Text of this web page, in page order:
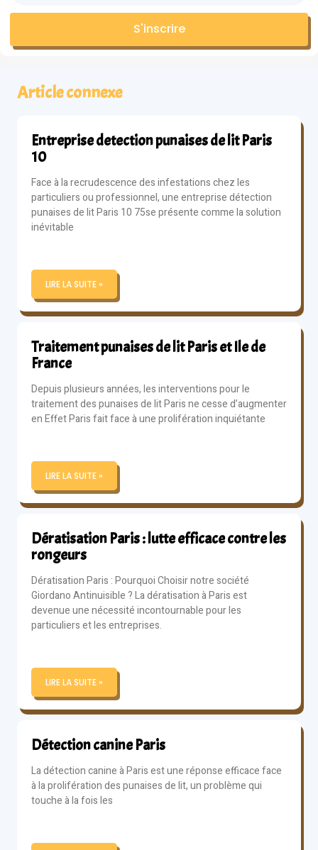
S'inscrire
Article connexe
Entreprise detection punaises de lit Paris
10
Face à la recrudescence des infestations chez les
particuliers ou professionnel, une entreprise détection
punaises de lit Paris 10 75se présente comme la solution
inévitable
LIRE LA SUITE »
Traitement punaises de lit Paris et Ile de
France
Depuis plusieurs années, les interventions pour le
traitement des punaises de lit Paris ne cesse d’augmenter
en Effet Paris fait face à une prolifération inquiétante
LIRE LA SUITE »
Dératisation Paris : lutte efficace contre les
rongeurs
Dératisation Paris : Pourquoi Choisir notre société
Giordano Antinuisible ? La dératisation à Paris est
devenue une nécessité incontournable pour les
particuliers et les entreprises.
LIRE LA SUITE »
Détection canine Paris
La détection canine à Paris est une réponse efficace face
à la prolifération des punaises de lit, un problème qui
touche à la fois les